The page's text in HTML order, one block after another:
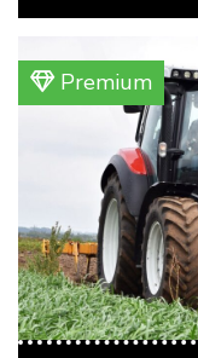
Premium